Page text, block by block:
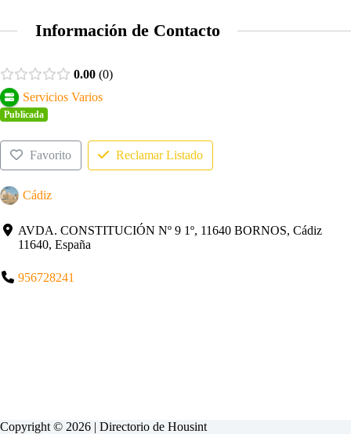
Información de Contacto
0.00 0
Servicios Varios
Publicada
Favorito Reclamar Listado
Cádiz
AVDA. CONSTITUCIÓN Nº 9 1º, 11640 BORNOS, Cádiz
11640, España
956728241
Copyright © 2026 | Directorio de Housint